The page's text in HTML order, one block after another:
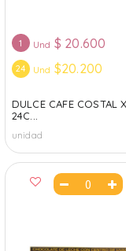
1 Und $ 20.600
24 Und $20.200
DULCE CAFE COSTAL
24C...
unidad